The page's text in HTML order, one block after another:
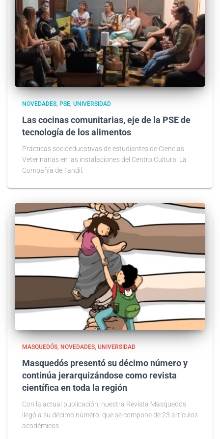
NOVEDADES PSE UNIVERSIDAD
Las cocinas comunitarias, eje de la PSE de
tecnología de los alimentos
Prácticas socioeducativas de estudiantes de Ciencias
Veterinarias en las instalaciones del Centro Cultural La
Compañía de Tandil.
MASQUEDÓS NOVEDADES UNIVERSIDAD
Masquedós presentó su décimo número y
continúa jerarquizándose como revista
científica en toda la región
Con la actual publicación, nuestra Revista Masquedós
llegó a su décimo número, que se compone de 23 artículos
académicos